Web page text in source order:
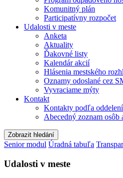
Komunitný plán
Participatívny rozpočet
Udalosti v meste
Anketa
Aktuality
Ďakovné listy
Kalendár akcií
Hlásenia mestského
Oznamy odoslané cez
Vyvraciame mýty
Kontakt
Kontakty podľa
Abecedný zoznam
Zobrazit hledání
Senior modul Úradná tabuľa
Udalosti v meste